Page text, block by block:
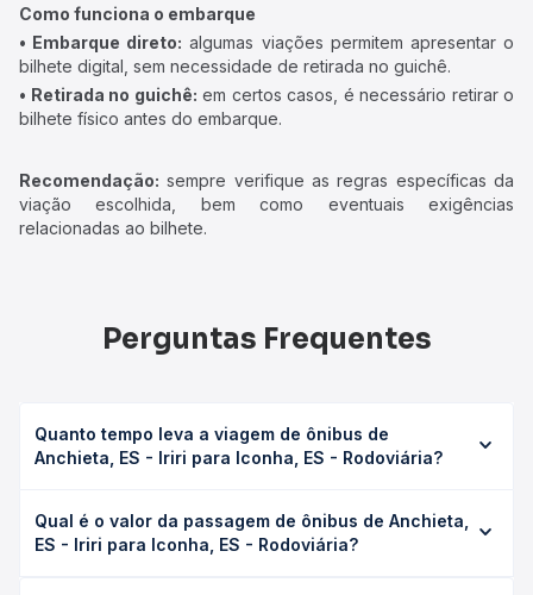
Como funciona o embarque
• Embarque direto: algumas viações permitem apresentar o
bilhete digital, sem necessidade de retirada no guichê.
• Retirada no guichê: em certos casos, é necessário retirar o
bilhete físico antes do embarque.
Recomendação: sempre verifique as regras específicas da
viação escolhida, bem como eventuais exigências
relacionadas ao bilhete.
Perguntas Frequentes
Quanto tempo leva a viagem de ônibus de
Anchieta, ES - Iriri para Iconha, ES - Rodoviária?
Rodoviária leva em média 0 horas, podendo variar
conforme a viação, o tipo de serviço (convencional,
Qual é o valor da passagem de ônibus de Anchieta,
ES - Iriri para Iconha, ES - Rodoviária?